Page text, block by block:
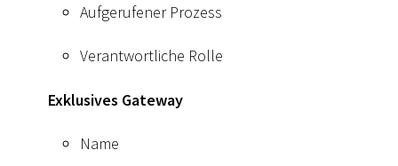
Aufgerufener Prozess
Verantwortliche Rolle
Exklusives Gateway
Name